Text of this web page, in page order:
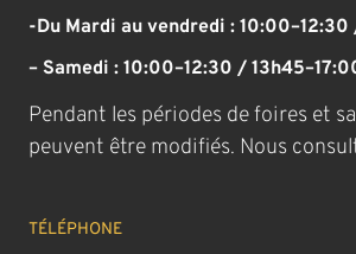
-Du Mardi au vendredi :
– Samedi : 10:00–12:30 /
Pendant les périodes de foires et
peuvent être modifiés. Nous
TÉLÉPHONE